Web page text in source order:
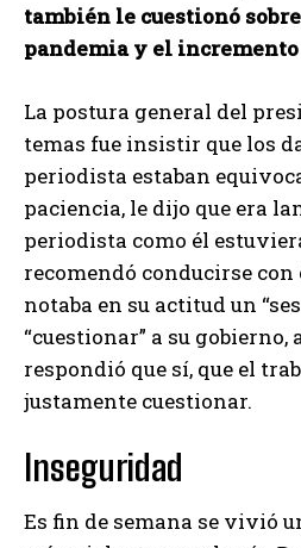
también le cuestionó
pandemia y el
La postura general del
temas fue insistir que los
periodista estaban
paciencia, le dijo que era
periodista como él
recomendó conducirse con
notaba en su actitud un
“cuestionar” a su gobierno,
respondió que sí, que el
justamente cuestionar.
Inseguridad
Es fin de semana se vivió